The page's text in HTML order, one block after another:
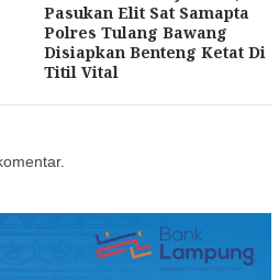
Pasukan Elit Sat Samapta
Polres Tulang Bawang
Disiapkan Benteng Ketat Di
Titil Vital